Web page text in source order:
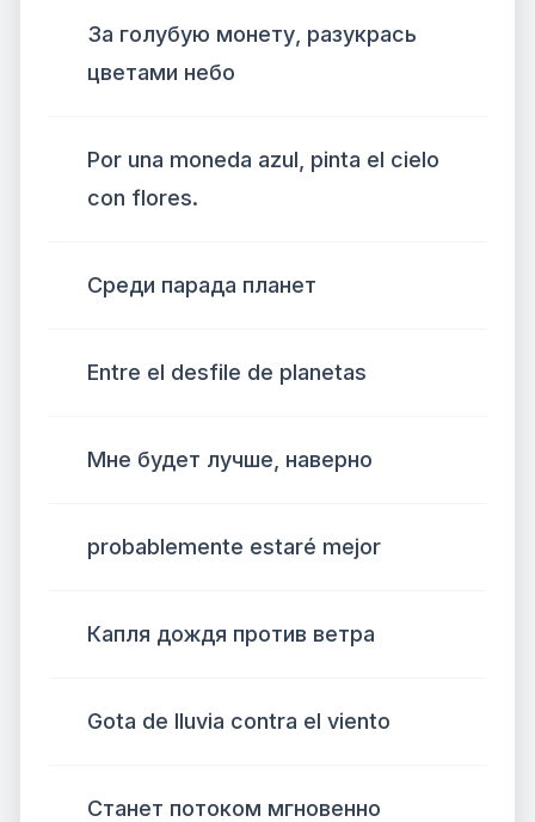
За голубую монету, разукрась
цветами небо
Por una moneda azul, pinta el cielo
con flores.
Среди парада планет
Entre el desfile de planetas
Мне будет лучше, наверно
probablemente estaré mejor
Капля дождя против ветра
Gota de lluvia contra el viento
Станет потоком мгновенно